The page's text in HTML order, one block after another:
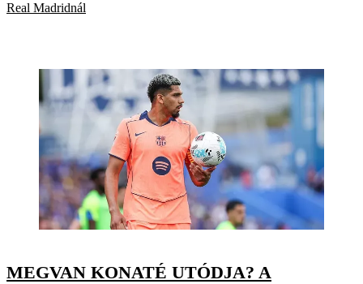
Real Madridnál
MEGVAN KONATÉ UTÓDJA? A